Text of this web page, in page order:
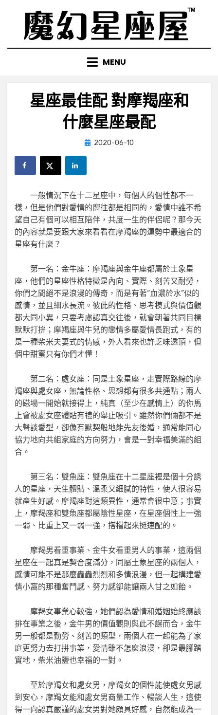
content
MENU
星座最佳配 對摩羯座和
什麼星座最配
by小編
Posted
2020-06-10
一般情況下在十二星座中，每個人的個性都不一
樣，但是他們對愛情的嚮往都是相同的，愛情中誰不希
望自己有個可以相互陪伴，共度一生的伴侶呢？那今天
的內容就是要跟大家來看看在摩羯座的運勢中最適合的
星座有什麼？
第一名：金牛座：摩羯座與金牛座都屬於土象星
座，他們的星座性格特徵是內向、實際、刻苦又耐勞，
你們之間絕不是浪漫的傳奇，而是有著“血濃於水”似的
感情，並且細水長流。彼此的性格、思考模式與價值觀
都大同小異，只要考慮認真交往後，就會朝著共同目標
默默打拚；摩羯座與牛兒的戀情多屬愛情長跑式，有的
是一種柴米夫妻式的情感，外人看來也許乏味透頂，但
個中甜蜜只有你們才懂！
第二名：處女座：同是土象星座，走實際路線的摩
羯座與處女座，無論性格、思想都有很多共通點；兩人
的磁場一開始就接得上，純真（至少在感情上）的你馬
上會被處女座體貼有禮的舉止吸引。雖然你們倆都不是
大聲談愛型，卻像有默契般地能先友後婚，通常能同心
協力地向共組家庭的方向努力，會是一對幸福美滿的組
合。
第三名：雙魚座：雙魚座在十二星座裡是個十分誘
人的星座，天生體貼、溫柔又細膩的特性，使人很容易
就產生好感。摩羯座對這類異性，通常會很中意；事實
上，摩羯座和雙魚座都屬陰性星座，在星座個性上一強
一弱、比重上又一弱一強，搭檔起來挺速配的。
摩羯男看重事業、金牛女看重男人的事業，這兩個
星座在一起真是契合度滿分，同屬土象星座的兩個人，
感情可能不是那麼轟轟烈烈和多情浪漫，但一起構建愛
情小窩的那種奮鬥感、努力感卻能讓兩人甘之如飴。
摩羯女事業心較強，她們認為愛情和婚姻始終應該
排在事業之後，金牛男的價值觀則與此不謀而合，金牛
男一般都是勤勞、刻苦的類型，兩個人在一起能為了家
庭更努力去打拼事業，愛情雖不怎麼浪漫，卻是最腳踏
實地，柴米油鹽也幸福的一對。
至於摩羯女和處女男，摩羯女的個性能使處女男感
到安心，摩羯女能和處女男商量工作、暢談人生，這使
得一向認真嚴謹的處女男對她頗具好感，自然能成為一